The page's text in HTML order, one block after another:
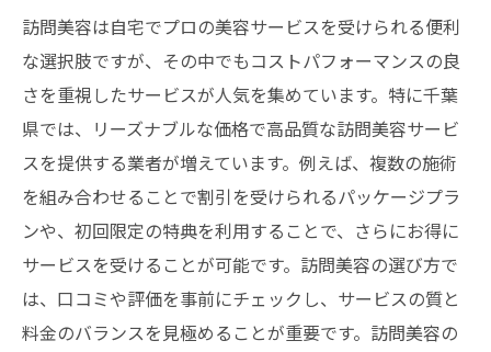
訪問美容は自宅でプロの美容サービスを受けられる便利
な選択肢ですが、その中でもコストパフォーマンスの良
さを重視したサービスが人気を集めています。特に千葉
県では、リーズナブルな価格で高品質な訪問美容サービ
スを提供する業者が増えています。例えば、複数の施術
を組み合わせることで割引を受けられるパッケージプラ
ンや、初回限定の特典を利用することで、さらにお得に
サービスを受けることが可能です。訪問美容の選び方で
は、口コミや評価を事前にチェックし、サービスの質と
料金のバランスを見極めることが重要です。訪問美容の